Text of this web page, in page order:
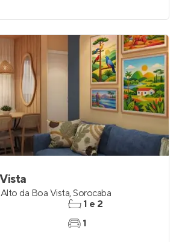
Alto da Boa Vista,Sorocaba
1 e 2
1